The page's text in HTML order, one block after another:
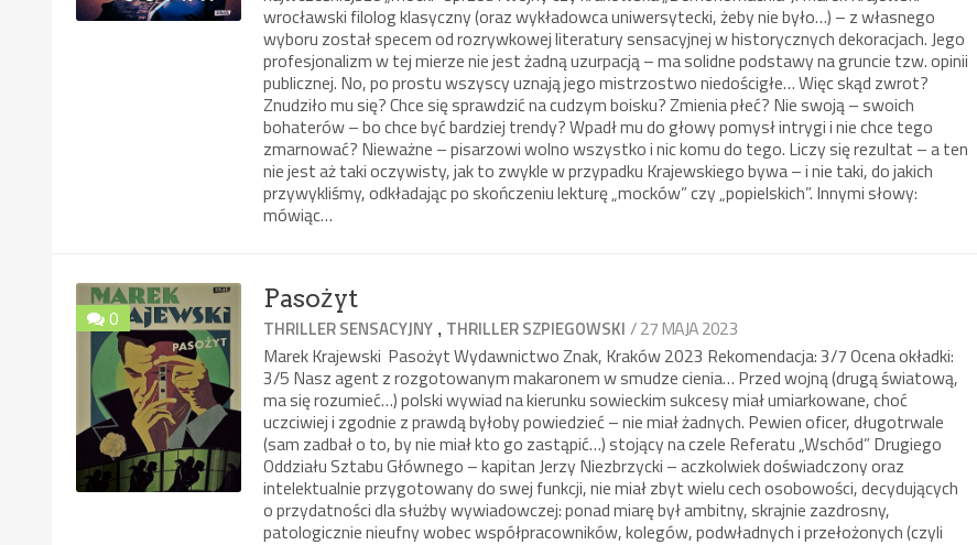
wrocławski filolog klasyczny (oraz wykładowca uniwersytecki, żeby nie było…) – z własnego
wyboru został specem od rozrywkowej literatury sensacyjnej w historycznych dekoracjach. Jego
profesjonalizm w tej mierze nie jest żadną uzurpacją – ma solidne podstawy na gruncie tzw. opinii
publicznej. No, po prostu wszyscy uznają jego mistrzostwo niedościgłe… Więc skąd zwrot?
Znudziło mu się? Chce się sprawdzić na cudzym boisku? Zmienia płeć? Nie swoją – swoich
bohaterów – bo chce być bardziej trendy? Wpadł mu do głowy pomysł intrygi i nie chce tego
zmarnować? Nieważne – pisarzowi wolno wszystko i nic komu do tego. Liczy się rezultat – a ten
nie jest aż taki oczywisty, jak to zwykle w przypadku Krajewskiego bywa – i nie taki, do jakich
przywykliśmy, odkładając po skończeniu lekturę „mocków” czy „popielskich”. Innymi słowy:
mówiąc…
0
Pasożyt
THRILLER SENSACYJNY , THRILLER SZPIEGOWSKI / 27 MAJA 2023
Marek Krajewski Pasożyt Wydawnictwo Znak, Kraków 2023 Rekomendacja: 3/7 Ocena okładki:
3/5 Nasz agent z rozgotowanym makaronem w smudze cienia… Przed wojną (drugą światową,
ma się rozumieć…) polski wywiad na kierunku sowieckim sukcesy miał umiarkowane, choć
uczciwiej i zgodnie z prawdą byłoby powiedzieć – nie miał żadnych. Pewien oficer, długotrwale
(sam zadbał o to, by nie miał kto go zastąpić…) stojący na czele Referatu „Wschód” Drugiego
Oddziału Sztabu Głównego – kapitan Jerzy Niezbrzycki – aczkolwiek doświadczony oraz
intelektualnie przygotowany do swej funkcji, nie miał zbyt wielu cech osobowości, decydujących
o przydatności dla służby wywiadowczej: ponad miarę był ambitny, skrajnie zazdrosny,
patologicznie nieufny wobec współpracowników, kolegów, podwładnych i przełożonych (czyli